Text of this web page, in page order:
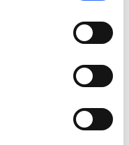
wpływają na różnice w
w tym artykule: